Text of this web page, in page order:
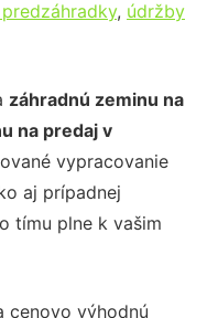
, údržby
záhradnú zeminu na
na predaj v
vypracovanie
aj prípadnej
tímu plne k vašim
cenovo výhodnú